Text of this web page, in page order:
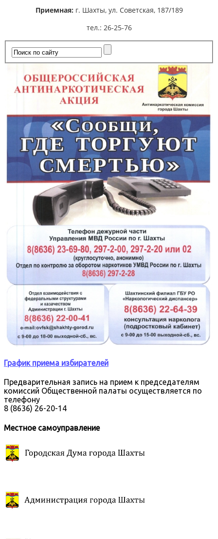
Приемная: г. Шахты, ул. Советская, 187/189
тел.: 26-25-76
График приема избирателей
Предварительная запись на прием к председателям
комиссий Общественной палаты осуществляется по
телефону
8 (8636) 26-20-14
Местное самоуправление